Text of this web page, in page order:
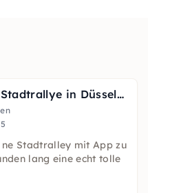
Selbstgeführte Stadtrallye in Düsseldorf
Stadtralley mit App zu
lang eine echt tolle